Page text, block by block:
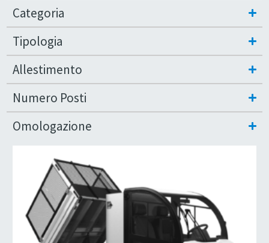
Categoria
Tipologia
Allestimento
Numero Posti
Omologazione